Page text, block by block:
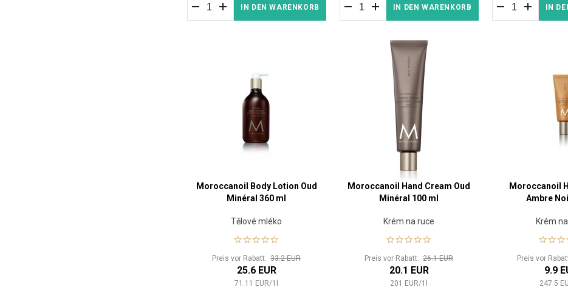
IN DEN WARENKORB IN DEN WARENKORB IN
Moroccanoil Body Lotion Oud
Minéral 360 ml
Tělové mléko
Preis vor Rabatt:33.2 EUR
25.6 EUR
71.11 EUR/1
Moroccanoil Hand Cream Oud
Minéral 100 ml
Krém na ruce
Preis vor Rabatt:26.1 EUR
20.1 EUR
201 EUR/1
Moroccanoil
Ambre
Krém
Preis vor
9.9
247.5